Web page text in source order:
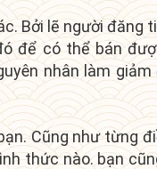
Bởi lẽ người đăng
để có thể bán
nhân làm
Cũng như từng
thức nào. bạn